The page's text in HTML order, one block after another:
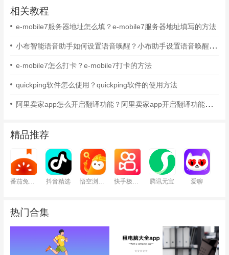
相关教程
e-mobile7服务器地址怎么填？e-mobile7服务器地址填写的方法
小布智能语音助手如何设置语音唤醒？小布助手设置语音唤醒的方法
e-mobile7怎么打卡？e-mobile7打卡的方法
quickping软件怎么使用？quickping软件的使用方法
阿里卖家app怎么开启翻译功能？阿里卖家app开启翻译功能的方法
精品推荐
番茄免费小说 抖音精选 悟空浏览器 快手极速版 腾讯元宝 爱聊
热门合集